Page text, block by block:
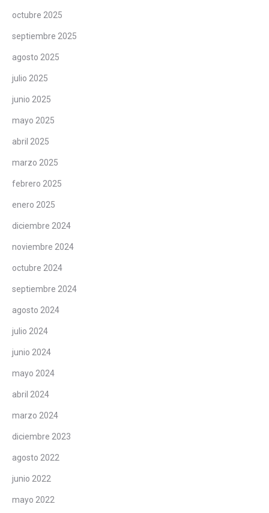
octubre 2025
septiembre 2025
agosto 2025
julio 2025
junio 2025
mayo 2025
abril 2025
marzo 2025
febrero 2025
enero 2025
diciembre 2024
noviembre 2024
octubre 2024
septiembre 2024
agosto 2024
julio 2024
junio 2024
mayo 2024
abril 2024
marzo 2024
diciembre 2023
agosto 2022
junio 2022
mayo 2022